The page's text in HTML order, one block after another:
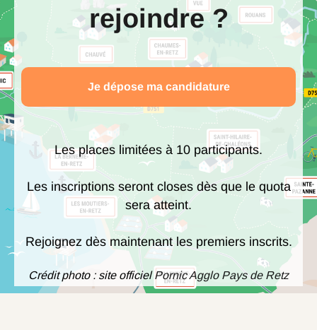
rejoindre ?
Je dépose ma candidature
Les places limitées à 10 participants.
Les inscriptions seront closes dès que le quota
sera atteint.
Rejoignez dès maintenant les premiers inscrits.
Crédit photo : site officielPornic Agglo Pays de Retz